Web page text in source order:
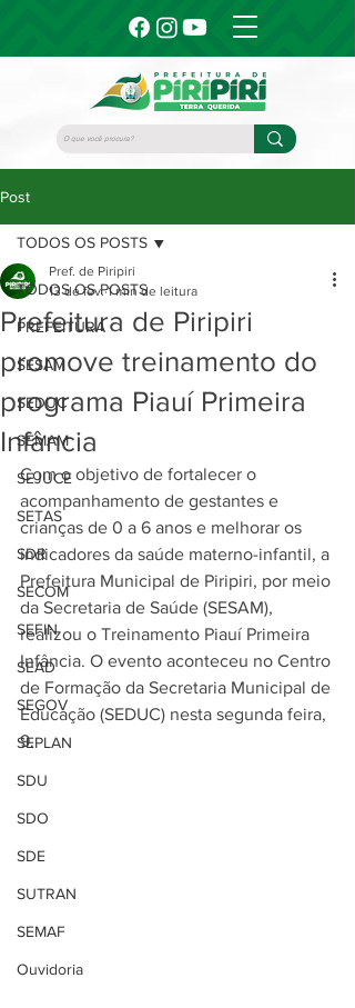
Post
TODOS OS POSTS
PREFEITURA
SESAM
SEDUC
SEMAM
SEJUCE
SETAS
SDR
SECOM
SEFIN
SEAD
SEGOV
SEPLAN
SDU
SDO
SDE
SUTRAN
SEMAF
Ouvidoria
TODOS OS POSTS
Prefeitura de Piripiri
promove treinamento do
programa Piauí Primeira
Infância
Pref. de Piripiri
13 de fev. 1 min de leitura
Com o objetivo de fortalecer o
acompanhamento de gestantes e
crianças de 0 a 6 anos e melhorar os
indicadores da saúde materno-infantil, a
Prefeitura Municipal de Piripiri, por meio
da Secretaria de Saúde (SESAM),
realizou o Treinamento Piauí Primeira
Infância. O evento aconteceu no Centro
de Formação da Secretaria Municipal de
Educação (SEDUC) nesta segunda feira,
9.